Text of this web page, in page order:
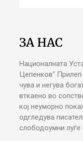
ЗА НАС
Националната
Цепенков“
чува и негува
вткаено во
кој неуморно
одгледува
слободоумни луѓе